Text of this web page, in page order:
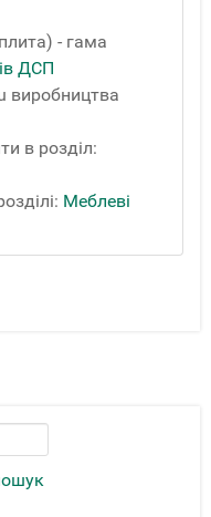
- гама
ДСП
виробництва
в розділ:
Меблеві